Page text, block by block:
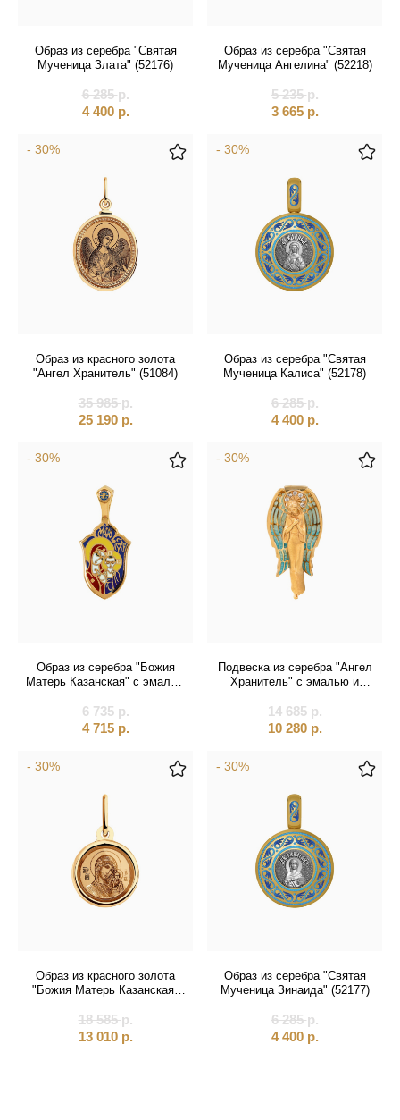
Образ из серебра "Святая
Мученица Злата" (52176)
6 285р.
4 400 р.
Образ из серебра "Святая
Мученица Ангелина" (52218)
5 235р.
3 665 р.
- 30%
Образ из красного золота
"Ангел Хранитель" (51084)
35 985р.
25 190 р.
- 30%
Образ из серебра "Святая
Мученица Калиса" (52178)
6 285р.
4 400 р.
- 30%
Образ из серебра "Божия
Матерь Казанская" с эмалью
6 735р.
4 715 р.
- 30%
Подвеска из серебра "Ангел
Хранитель" с эмалью и
14 685р.
10 280 р.
- 30%
Образ из красного золота
"Божия Матерь Казанская"
18 585р.
13 010 р.
- 30%
Образ из серебра "Святая
Мученица Зинаида" (52177)
6 285р.
4 400 р.